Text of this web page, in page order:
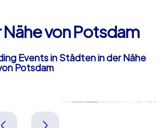
von Potsdam
Events in Städten in der Nähe
Potsdam